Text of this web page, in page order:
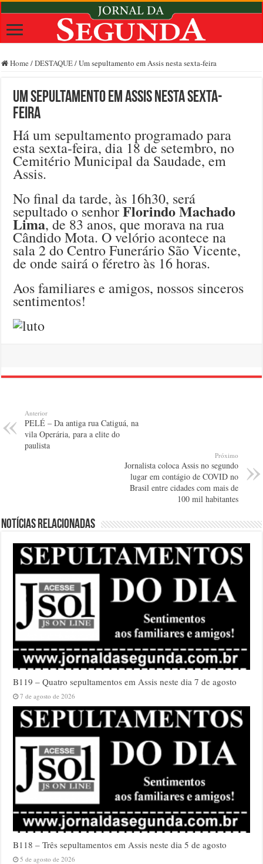
Home /DESTAQUE/Um sepultamento em Assis nesta sexta-feira
Um sepultamento em Assis nesta sexta-
feira
Há um sepultamento programado para
esta sexta-feira, dia 18 de setembro, no
Cemitério Municipal da Saudade, em
Assis.
No final da tarde, às 16h30, será
sepultado o senhorFlorindo Machado
Lima, de 83 anos, que morava na rua
Cândido Mota. O velório acontece na
sala 2 do Centro Funerário São Vicente,
de onde sairá o féretro às 16 horas.
Aos familiares e amigos, nossos sinceros
sentimentos!
Anterior
PELÉ – Da antiga rua Catiguá, na
vila Operária, para a elite do
paulista
Próximo
Jornalista coloca Assis no segundo
lugar em contágio de COVID no
Brasil entre cidades com mais de
100 mil habitantes
Notícias relacionadas
B119 – Quatro sepultamentos em Assis neste dia 7 de agosto
7 de agosto de 2026
B118 – Três sepultamentos em Assis neste dia 5 de agosto
5 de agosto de 2026